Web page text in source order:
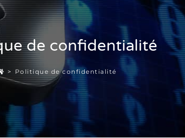
de confidentialité
> Politique de confidentialité